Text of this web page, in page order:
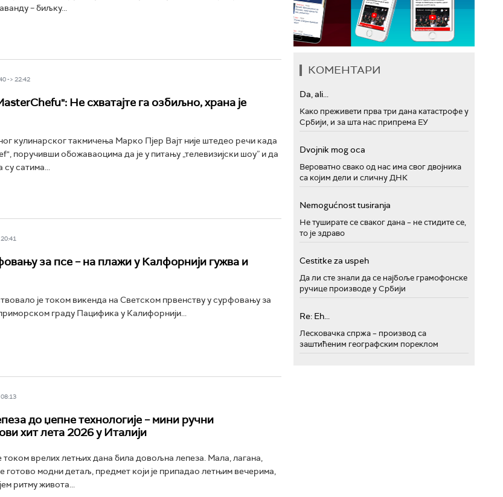
– биљку...
-> 22:42
Не схватајте га озбиљно, храна је
кулинарског такмичења Марко Пјер Вајт није штедео речи када
поручивши обожаваоцима да је у питању „телевизијски шоу” и да
су сатима...
за псе – на плажи у Калфорнији гужва и
је током викенда на Светском првенству у сурфовању за
граду Пацифика у Калифорнији...
до џепне технологије – мини ручни
хит лета 2026 у Италији
врелих летњих дана била довољна лепеза. Мала, лагана,
готово модни детаљ, предмет који је припадао летњим вечерима,
ритму живота...
КОМЕНТАРИ
Da, ali...
Како преживети прва три дана катастрофе у
Србији, и за шта нас припрема ЕУ
Dvojnik mog oca
Вероватно свако од нас има свог двојника
са којим дели и сличну ДНК
Nemogućnost tusiranja
Не туширате се сваког дана – не стидите се,
то је здраво
Cestitke za uspeh
Да ли сте знали да се најбоље грамофонске
ручице производе у Србији
Re: Eh...
Лесковачка спржа – производ са
заштићеним географским пореклом